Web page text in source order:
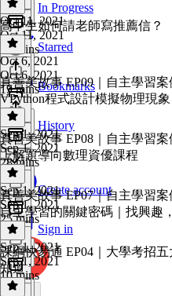
In Progress
Starred
Bookmarks
History
Create account
Sign in
Oct 11, 2021
Oct 11, 2021
13 mins
高中生如何請老師寫推薦信？
Oct 6, 2021
Oct 6, 2021
19 mins
真善美故事 EP09｜自主學習
VPython程式設計模擬物理現象
Sep 1, 2021
Sep 1, 2021
28 mins
真善美故事 EP08｜自主學習
上解題導向數理資優課程
Sep 1, 2021
Sep 1, 2021
25 mins
真善美故事 EP07｜自主學習
自主學習的關鍵密碼｜找興趣
Sep 1, 2021
Sep 1, 2021
10 mins
課綱快易通 EP04｜大學考招
知道